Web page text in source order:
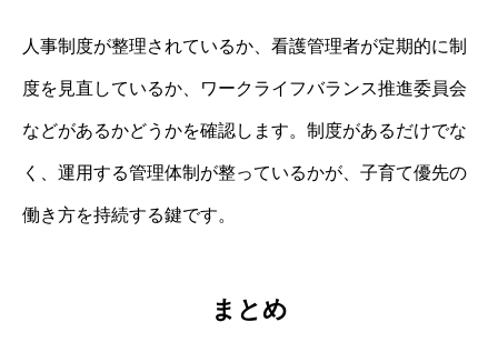
人事制度が整理されているか、看護管理者が定期的に制
度を見直しているか、ワークライフバランス推進委員会
などがあるかどうかを確認します。制度があるだけでな
く、運用する管理体制が整っているかが、子育て優先の
働き方を持続する鍵です。
まとめ